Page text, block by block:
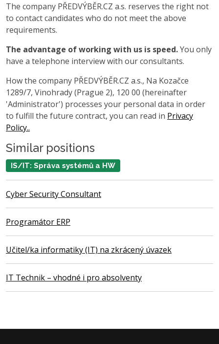
The company PŘEDVÝBĚR.CZ a.s. reserves the right not
to contact candidates who do not meet the above
requirements.
The advantage of working with us is speed.You only
have a telephone interview with our consultants.
How the company PŘEDVÝBĚR.CZ a.s., Na Kozačce
1289/7, Vinohrady (Prague 2), 120 00 (hereinafter
'Administrator') processes your personal data in order
to fulfill the future contract, you can read in Privacy
Policy..
Similar positions
IS/IT: Správa systémů a HW
Cyber Security Consultant
Programátor ERP
Učitel/ka informatiky (IT) na zkrácený úvazek
IT Technik – vhodné i pro absolventy